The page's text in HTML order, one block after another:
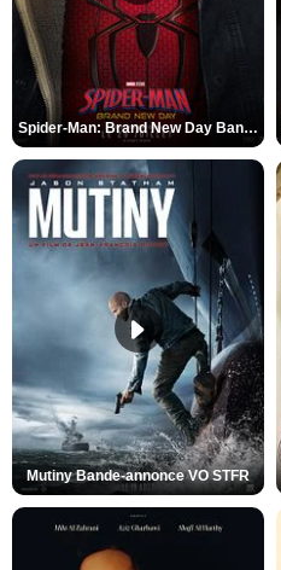
Spider-Man: Brand New Day Bande-annonce VO STFR
Mutiny Bande-annonce VO STFR